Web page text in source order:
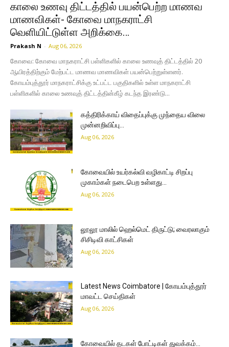
காலை உணவு திட்டத்தில் பயன்பெற்ற மாணவ
மாணவிகள்- கோவை மாநகராட்சி
வெளியிட்டுள்ள அறிக்கை…
Prakash N - Aug 06, 2026
கோவை: கோவை மாநகராட்சி பள்ளிகளில் காலை உணவுத் திட்டத்தில் 20
ஆயிரத்திற்கும் மேற்பட்ட மாணவ மாணவிகள் பயன்பெற்றுள்ளனர்.
கோயம்புத்தூர் மாநகராட்சிக்கு உட்பட்ட பகுதிகளில் உள்ள மாநகராட்சி
பள்ளிகளில் காலை உணவுத் திட்டத்தின்கீழ் கடந்த இரண்டு...
கத்திரிக்காய் விதைப்புக்கு முந்தைய விலை
முன்னறிவிப்பு…
Aug 06, 2026
கோவையில் உயர்கல்வி வழிகாட்டி சிறப்பு
முகாம்கள் நடைபெற உள்ளது…
Aug 06, 2026
லூலூ மாலில் ஹெல்மெட் திருட்டு; வைரலாகும்
சிசிடிவி காட்சிகள்
Aug 06, 2026
Latest News Coimbatore | கோயம்புத்தூர்
மாவட்ட செய்திகள்
Aug 06, 2026
கோவையில் தடகள் போட்டிகள் துவக்கம்…